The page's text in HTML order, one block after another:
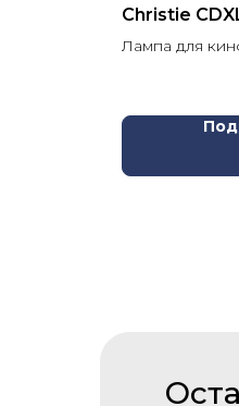
Christie
Лампа для